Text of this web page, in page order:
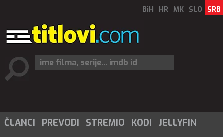
BiH HR MK SLO SRB
ČLANCI PREVODI STREMIO KODI
JELLYFIN